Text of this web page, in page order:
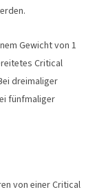
Gewicht von 1
Critical
dreimaliger
fünfmaliger
von einer Critical